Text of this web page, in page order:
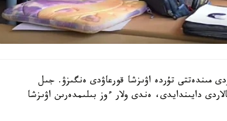
مىندەتتى تۇردە اۋىزشا قورعاۋدى ەنگىزۋ. جىل
دايىندايدى، ەندى ولار ءوز بىلىمدەرىن اۋىزشا